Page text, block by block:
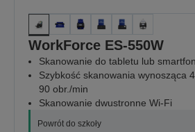
WorkForce ES-550W
Skanowanie do tabletu lub
Szybkość skanowania wynosząca
90 obr./min
Skanowanie dwustronne Wi-Fi
Powrót do szkoły